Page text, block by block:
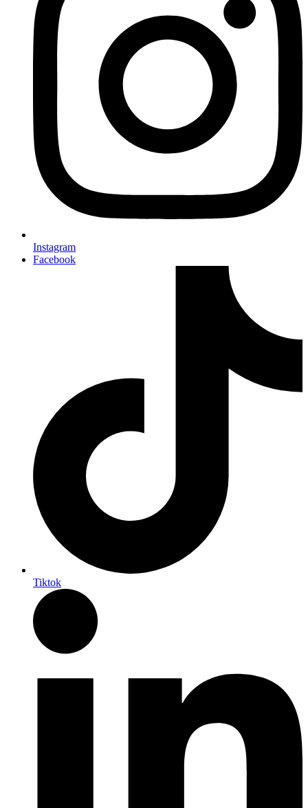
Instagram
Facebook
Tiktok